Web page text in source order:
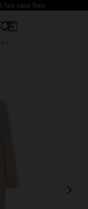
fois sans frais